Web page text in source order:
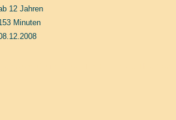
12 Jahren
Minuten